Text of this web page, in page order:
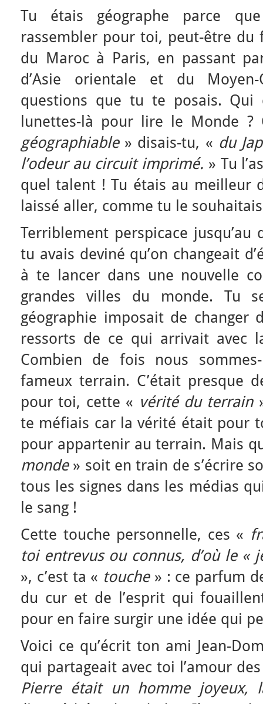
Tu étais géographe parce
rassembler pour toi, peut-être
du Maroc à Paris, en passant
d’Asie orientale et du Moyen-
questions que tu te posais. Qui
lunettes-là pour lire le Monde
géographiable» disais-tu, « du
l’odeur au circuit imprimé. » Tu
quel talent ! Tu étais au meilleur
laissé aller, comme tu le
Terriblement perspicace
tu avais deviné qu’on changeait
à te lancer dans une nouvelle
grandes villes du monde. Tu
géographie imposait de changer
ressorts de ce qui arrivait avec
Combien de fois nous
fameux terrain. C’était presque
pour toi, cette « vérité du terrain
te méfiais car la vérité était pour
pour appartenir au terrain. Mais
monde » soit en train de s’écrire
tous les signes dans les médias
le sang !
Cette touche personnelle, ces «
toi entrevus ou connus, d’où le «
», c’est ta « touche» : ce parfum
du cur et de l’esprit qui
pour en faire surgir une idée qui
Voici ce qu’écrit ton ami Jean-
qui partageait avec toi l’amour
Pierre était un homme joyeux,